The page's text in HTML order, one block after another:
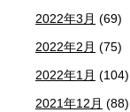
2022年3月 (69)
2022年2月 (75)
2022年1月 (104)
2021年12月 (88)